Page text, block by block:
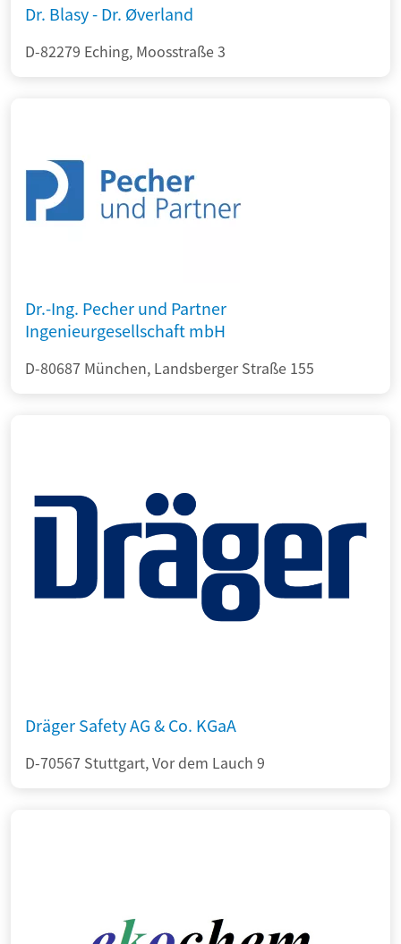
Dr. Blasy - Dr. Øverland
D-82279 Eching, Moosstraße 3
Dr.-Ing. Pecher und Partner
Ingenieurgesellschaft mbH
D-80687 München, Landsberger Straße 155
Dräger Safety AG & Co. KGaA
D-70567 Stuttgart, Vor dem Lauch 9